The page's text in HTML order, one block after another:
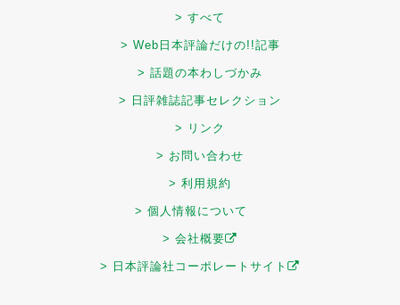
> すべて
> Web日本評論だけの!!記事
> 話題の本わしづかみ
> 日評雑誌記事セレクション
> リンク
> お問い合わせ
> 利用規約
> 個人情報について
> 会社概要
> 日本評論社コーポレートサイト